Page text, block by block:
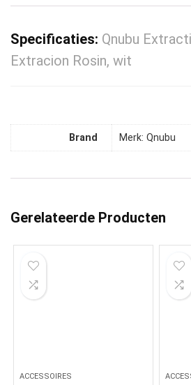
Specificaties: Qnubu
Extracion Rosin, wit
Brand Merk: Qnubu
Gerelateerde Producten
ACCESSOIRES